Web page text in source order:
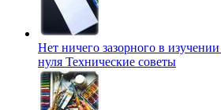
Нет ничего зазорного в
нуля Технические советы